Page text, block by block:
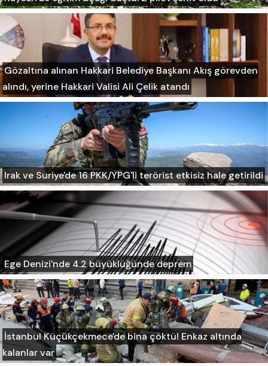
Gözaltına alınan Hakkari Belediye Başkanı Akış görevden
alındı, yerine Hakkari Valisi Ali Çelik atandı
Irak ve Suriye'de 16 PKK/YPG'li terörist etkisiz hale getirildi
Ege Denizi'nde 4.2 büyüklüğünde deprem
İstanbul Küçükçekmece'de bina çöktü! Enkaz altında
kalanlar var